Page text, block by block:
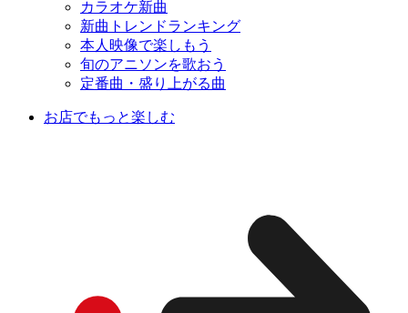
カラオケ新曲
新曲トレンドランキング
本人映像で楽しもう
旬のアニソンを歌おう
定番曲・盛り上がる曲
お店でもっと楽しむ